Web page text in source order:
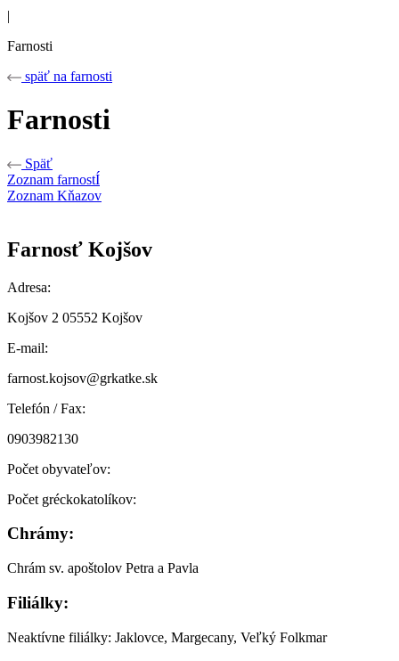
|
Farnosti
späť na farnosti
Farnosti
Späť
Zoznam farnostÍ
Zoznam Kňazov
Farnosť Kojšov
Adresa:
Kojšov 2 05552 Kojšov
E-mail:
farnost.kojsov@grkatke.sk
Telefón / Fax:
0903982130
Počet obyvateľov:
Počet gréckokatolíkov:
Chrámy:
Chrám sv. apoštolov Petra a Pavla
Filiálky:
Neaktívne filiálky: Jaklovce, Margecany, Veľký Folkmar